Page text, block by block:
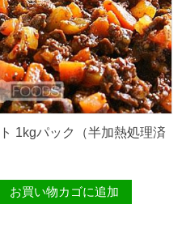
1kgパック（半加熱処理済
お買い物カゴに追加